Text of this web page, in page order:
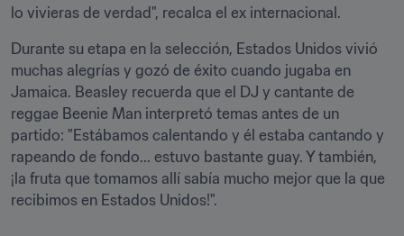
lo vivieras de verdad", recalca el ex internacional.
Durante su etapa en la selección, Estados Unidos vivió
muchas alegrías y gozó de éxito cuando jugaba en
Jamaica. Beasley recuerda que el DJ y cantante de
reggae Beenie Man interpretó temas antes de un
partido: "Estábamos calentando y él estaba cantando y
rapeando de fondo... estuvo bastante guay. Y también,
¡la fruta que tomamos allí sabía mucho mejor que la que
recibimos en Estados Unidos!".